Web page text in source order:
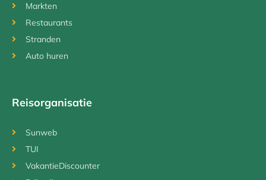
Markten
Restaurants
Stranden
Auto huren
Reisorganisatie
Sunweb
TUI
VakantieDiscounter